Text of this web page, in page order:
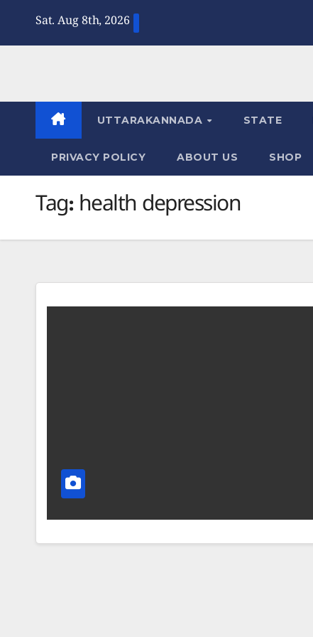
Sat. Aug 8th, 2026
UTTARAKANNADA STATE
PRIVACY POLICY ABOUT US SHOP
Tag: health depression